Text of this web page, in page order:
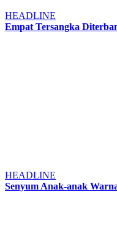
HEADLINE
Empat Tersangka
HEADLINE
Senyum Anak-anak